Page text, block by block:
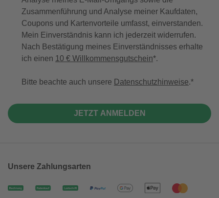
Zusammenführung und Analyse meiner Kaufdaten,
Coupons und Kartenvorteile umfasst, einverstanden.
Mein Einverständnis kann ich jederzeit widerrufen.
Nach Bestätigung meines Einverständnisses erhalte
ich einen 10 € Willkommensgutschein*.
Bitte beachte auch unsere Datenschutzhinweise.
JETZT ANMELDEN
Unsere Zahlungsarten